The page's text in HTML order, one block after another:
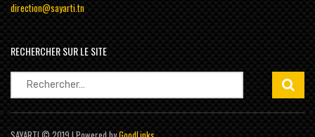
direction@sayarti.tn
RECHERCHER SUR LE SITE
Rechercher :